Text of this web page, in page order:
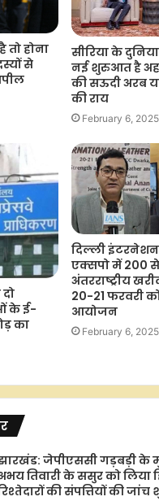
तो होना
से
सीरिया के
नई शुरुआत है
की सऊदी अरब
की राय
February 6, 2025
के ई-
का
दिल्ली
एक्सपो में 200 से
अंतरराष्ट्रीय
20-21 फरवरी
आयोजन
February 6, 2025
जेपीएससी गड़बड़ी के
तिवारी के ससुर को लिया
की संपत्तियों की जांच